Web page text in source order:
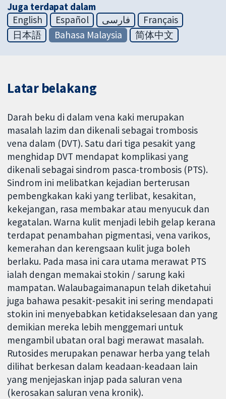
Juga terdapat dalam
English
Español فارسی
Français
日本語
Bahasa Malaysia 简体中文
Latar belakang
Darah beku di dalam vena kaki merupakan
masalah lazim dan dikenali sebagai trombosis
vena dalam (DVT). Satu dari tiga pesakit yang
menghidap DVT mendapat komplikasi yang
dikenali sebagai sindrom pasca-trombosis (PTS).
Sindrom ini melibatkan kejadian berterusan
pembengkakan kaki yang terlibat, kesakitan,
kekejangan, rasa membakar atau menyucuk dan
kegatalan. Warna kulit menjadi lebih gelap kerana
terdapat penambahan pigmentasi, vena varikos,
kemerahan dan kerengsaan kulit juga boleh
berlaku. Pada masa ini cara utama merawat PTS
ialah dengan memakai stokin / sarung kaki
mampatan. Walaubagaimanapun telah diketahui
juga bahawa pesakit-pesakit ini sering mendapati
stokin ini menyebabkan ketidakselesaan dan yang
demikian mereka lebih menggemari untuk
mengambil ubatan oral bagi merawat masalah.
Rutosides merupakan penawar herba yang telah
dilihat berkesan dalam keadaan-keadaan lain
yang menjejaskan injap pada saluran vena
(kerosakan saluran vena kronik).